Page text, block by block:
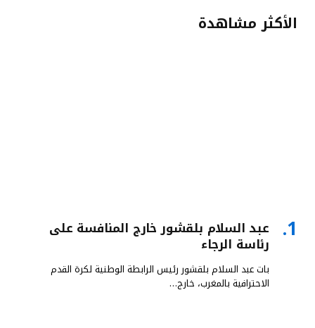
الأكثر مشاهدة
عبد السلام بلقشور خارج المنافسة على
رئاسة الرجاء
بات عبد السلام بلقشور رئيس الرابطة الوطنية لكرة القدم
الاحترافية بالمغرب، خارج…